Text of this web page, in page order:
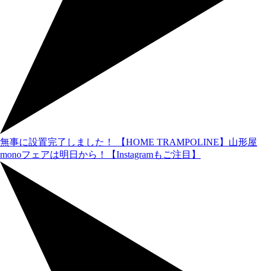
無事に設置完了しました！
【HOME TRAMPOLINE】山形屋
monoフェアは明日から！【Instagramもご注目】